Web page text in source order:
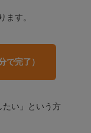
ます。
で完了）
たい」という方